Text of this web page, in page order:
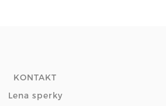
KONTAKT
Lena sperky